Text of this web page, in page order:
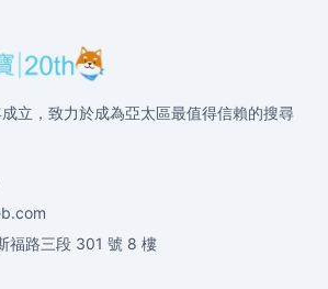
立，致力於成為亞太區最值得信賴的搜尋
福路三段 301 號 8 樓